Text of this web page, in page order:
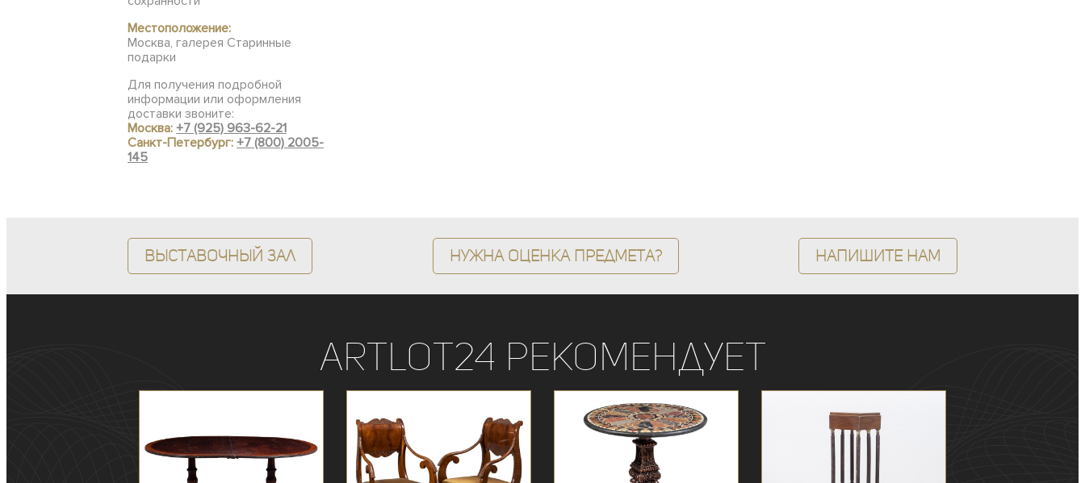
Местоположение:
Москва, галерея Старинные
подарки
Для получения подробной
информации или оформления
доставки звоните:
Москва: +7 (925) 963-62-21
Санкт-Петербург: +7 (800) 2005-
145
Выставочный зал Нужна оценка предмета? Напишите нам
ArtLot24 рекомендует